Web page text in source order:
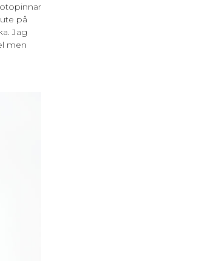
på
Jag
men